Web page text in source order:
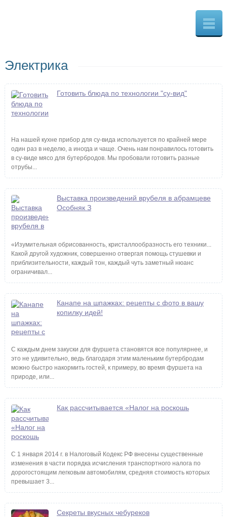
Электрика
Готовить блюда по технологии "су-вид"
На нашей кухне прибор для су-вида используется по крайней мере
один раз в неделю, а иногда и чаще. Очень нам понравилось готовить
в су-виде мясо для бутербродов. Мы пробовали готовить разные
отрубы...
Выставка произведений врубеля в абрамцеве
Особняк З
«Изумительная обрисованность, кристаллообразность его техники...
Какой другой художник, совершенно отвергая помощь стушевки и
приблизительности, каждый тон, каждый чуть заметный нюанс
ограничивал...
Канапе на шпажках: рецепты с фото в вашу
копилку идей!
С каждым днем закуски для фуршета становятся все популярнее, и
это не удивительно, ведь благодаря этим маленьким бутербродам
можно быстро накормить гостей, к примеру, во время фуршета на
природе, или...
Как рассчитывается «Налог на роскошь
С 1 января 2014 г. в Налоговый Кодекс РФ внесены существенные
изменения в части порядка исчисления транспортного налога по
дорогостоящим легковым автомобилям, средняя стоимость которых
превышает 3...
Секреты вкусных чебуреков